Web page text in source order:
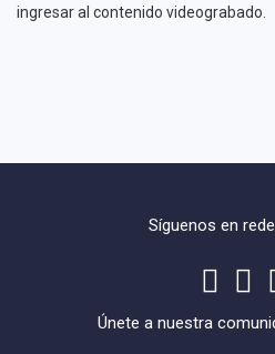
ingresar al contenido videograbado.
Síguenos en
Únete a nuestra